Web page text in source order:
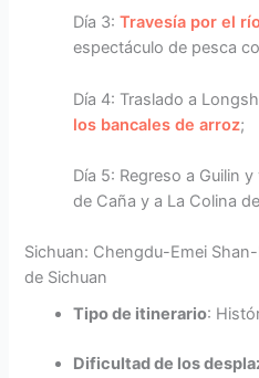
Día 3:Travesía por el
espectáculo de pesca
Día 4: Traslado a
los bancales de arroz;
Día 5: Regreso a Guilin
de Caña y a La Colina
Sichuan: Chengdu-Emei
de Sichuan
Tipo de itinerario:
Dificultad de los